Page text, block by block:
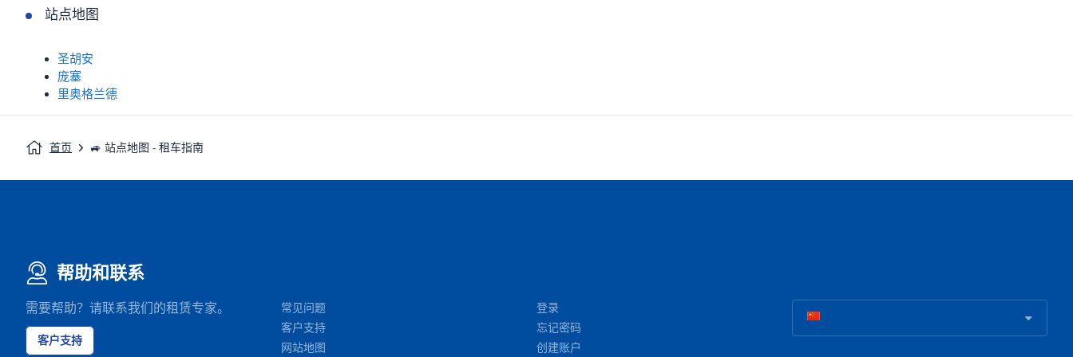
站点地图
圣胡安
庞塞
里奥格兰德
首页 🚙 站点地图 - 租车指南
帮助和联系
需要帮助？请联系我们的租赁专家。
客户支持
常见问题
客户支持
网站地图
登录
忘记密码
创建账户